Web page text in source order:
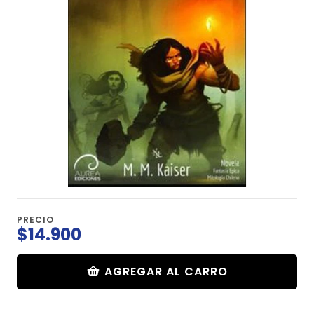
PRECIO
$14.900
AGREGAR AL CARRO